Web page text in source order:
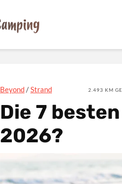
Beyond /Strand 2.493 KM
Die 7
2026?